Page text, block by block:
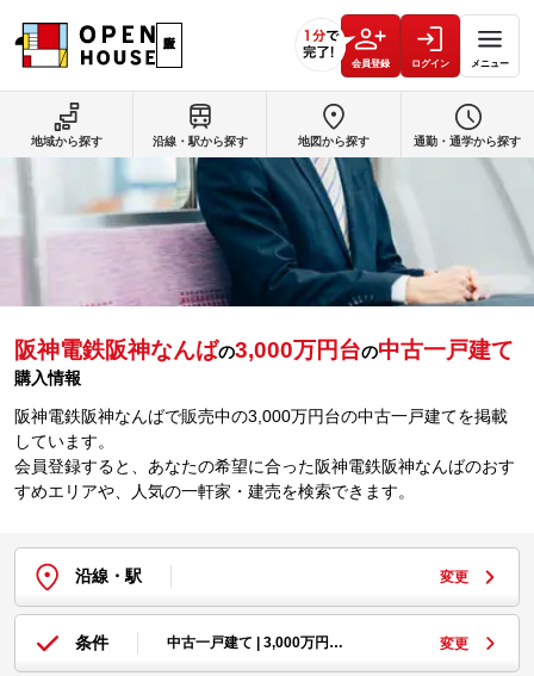
会員登録 ログイン メニュー
阪神電鉄阪神なんばの3,000万円台の中古一戸建て
購入情報
阪神電鉄阪神なんばで販売中の3,000万円台の中古一戸建てを掲載
しています。
会員登録すると、あなたの希望に合った阪神電鉄阪神なんばのおす
すめエリアや、人気の一軒家・建売を検索できます。
沿線・駅 変更
条件 中古一戸建て | 3,000万円… 変更
地域から探す 沿線・駅から探す 地図から探す 通勤・通学から探す